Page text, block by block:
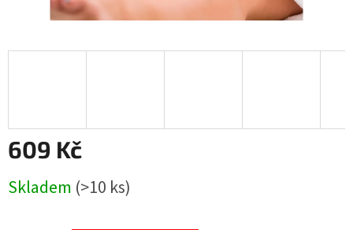
609 Kč
cena:
Skladem (>10 ks)